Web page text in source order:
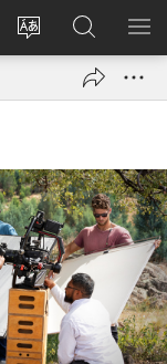
更
言
登
錄
（開
窗）
搜
尋
JW.ORG
顯